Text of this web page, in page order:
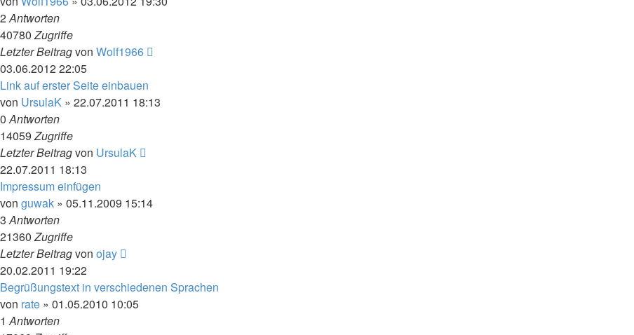
2Antworten
40780Zugriffe
Letzter Beitragvon Wolf1966
03.06.2012 22:05
Link auf erster Seite einbauen
von UrsulaK » 22.07.2011 18:13
0Antworten
14059Zugriffe
Letzter Beitragvon UrsulaK
22.07.2011 18:13
Impressum einfügen
von guwak » 05.11.2009 15:14
3Antworten
21360Zugriffe
Letzter Beitragvon ojay
20.02.2011 19:22
Begrüßungstext in verschiedenen Sprachen
von rate » 01.05.2010 10:05
1Antworten